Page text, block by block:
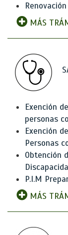
MÁS
Exención
personas
Exención
Personas
Obtención
P.I.M
MÁS